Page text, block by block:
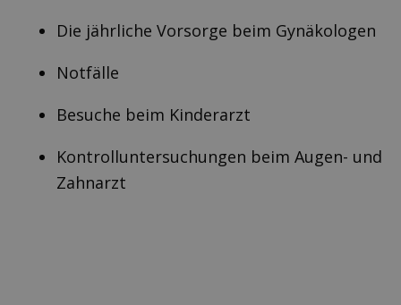
Die jährliche Vorsorge beim Gynäkologen
Notfälle
Besuche beim Kinderarzt
Kontrolluntersuchungen beim Augen- und
Zahnarzt